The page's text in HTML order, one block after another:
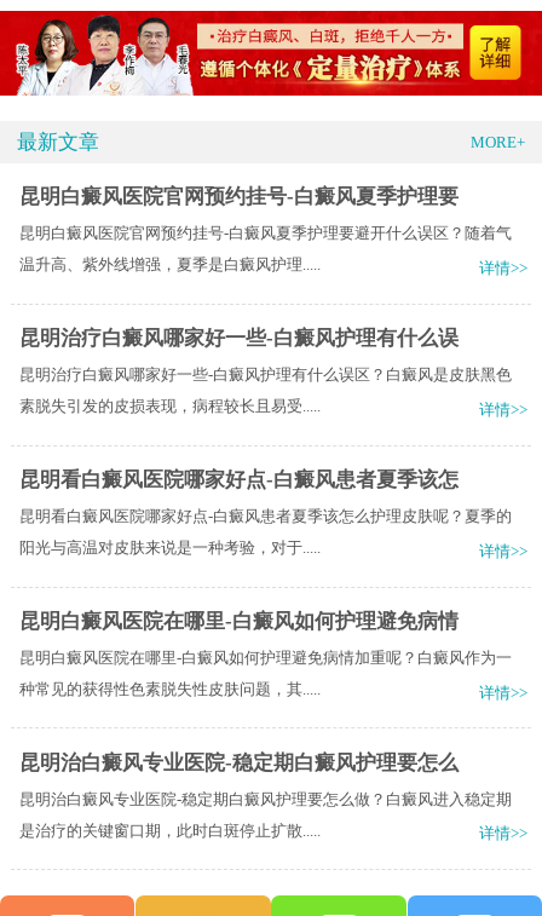
最新文章 MORE+
昆明白癜风医院官网预约挂号-白癜风夏季护理要
昆明白癜风医院官网预约挂号-白癜风夏季护理要避开什么误区？随着气
温升高、紫外线增强，夏季是白癜风护理.....
详情>>
昆明治疗白癜风哪家好一些-白癜风护理有什么误
昆明治疗白癜风哪家好一些-白癜风护理有什么误区？白癜风是皮肤黑色
素脱失引发的皮损表现，病程较长且易受.....
详情>>
昆明看白癜风医院哪家好点-白癜风患者夏季该怎
昆明看白癜风医院哪家好点-白癜风患者夏季该怎么护理皮肤呢？夏季的
阳光与高温对皮肤来说是一种考验，对于.....
详情>>
昆明白癜风医院在哪里-白癜风如何护理避免病情
昆明白癜风医院在哪里-白癜风如何护理避免病情加重呢？白癜风作为一
种常见的获得性色素脱失性皮肤问题，其.....
详情>>
昆明治白癜风专业医院-稳定期白癜风护理要怎么
昆明治白癜风专业医院-稳定期白癜风护理要怎么做？白癜风进入稳定期
是治疗的关键窗口期，此时白斑停止扩散.....
详情>>